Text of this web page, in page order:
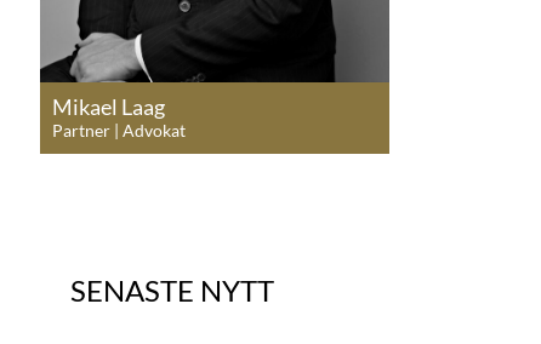
Mikael Laag
Partner | Advokat
SENASTE NYTT